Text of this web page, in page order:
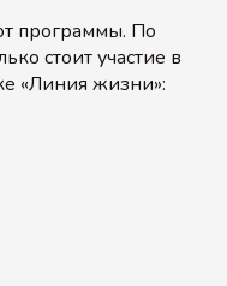
программы. По
стоит участие в
«Линия жизни»: